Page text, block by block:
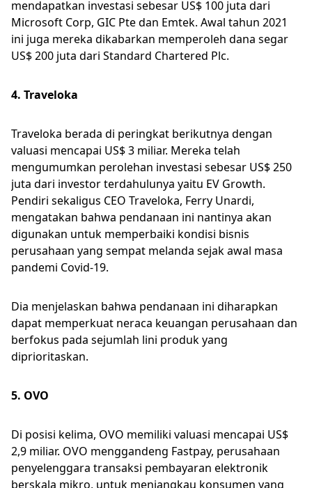
mendapatkan investasi sebesar US$ 100 juta dari
Microsoft Corp, GIC Pte dan Emtek. Awal tahun 2021
ini juga mereka dikabarkan memperoleh dana segar
US$ 200 juta dari Standard Chartered Plc.
4. Traveloka
Traveloka berada di peringkat berikutnya dengan
valuasi mencapai US$ 3 miliar. Mereka telah
mengumumkan perolehan investasi sebesar US$ 250
juta dari investor terdahulunya yaitu EV Growth.
Pendiri sekaligus CEO Traveloka, Ferry Unardi,
mengatakan bahwa pendanaan ini nantinya akan
digunakan untuk memperbaiki kondisi bisnis
perusahaan yang sempat melanda sejak awal masa
pandemi Covid-19.
Dia menjelaskan bahwa pendanaan ini diharapkan
dapat memperkuat neraca keuangan perusahaan dan
berfokus pada sejumlah lini produk yang
diprioritaskan.
5. OVO
Di posisi kelima, OVO memiliki valuasi mencapai US$
2,9 miliar. OVO menggandeng Fastpay, perusahaan
penyelenggara transaksi pembayaran elektronik
berskala mikro, untuk menjangkau konsumen yang